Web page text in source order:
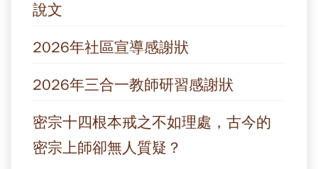
說文
2026年社區宣導感謝狀
2026年三合一教師研習感謝狀
密宗十四根本戒之不如理處，古今的
密宗上師卻無人質疑？